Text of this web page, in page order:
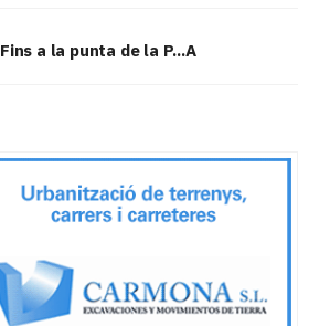
Fins a la punta de la P...A